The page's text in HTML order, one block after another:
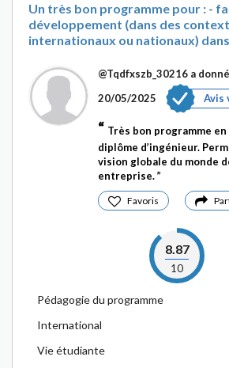
Un très bon programme pour : -
développement (dans des
internationaux ou nationaux)
@Tqdfxszb_30216 a
20/05/2025
Avis
Très bon programme en
diplôme d’ingénieur.
vision globale du monde
entreprise.
Favoris
8.87
10
Pédagogie du programme
International
Vie étudiante